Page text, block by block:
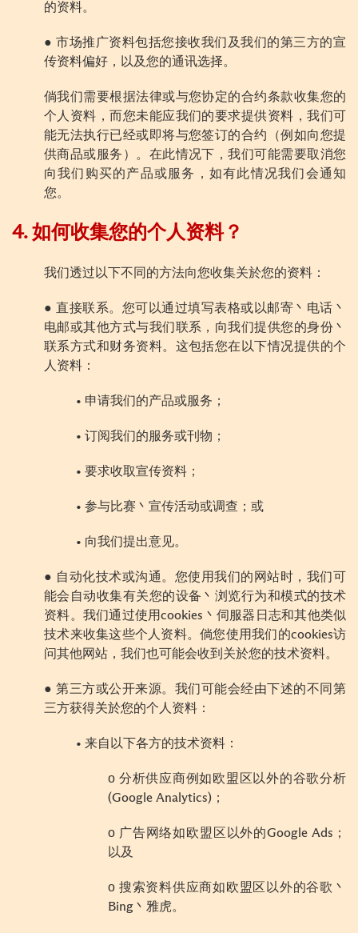
的资料。
● 市场推广资料包括您接收我们及我们的第三方的宣
传资料偏好，以及您的通讯选择。
倘我们需要根据法律或与您协定的合约条款收集您的
个人资料，而您未能应我们的要求提供资料，我们可
能无法执行已经或即将与您签订的合约（例如向您提
供商品或服务）。在此情况下，我们可能需要取消您
向我们购买的产品或服务，如有此情况我们会通知
您。
4. 如何收集您的个人资料？
我们透过以下不同的方法向您收集关於您的资料：
● 直接联系。您可以通过填写表格或以邮寄丶电话丶
电邮或其他方式与我们联系，向我们提供您的身份丶
联系方式和财务资料。这包括您在以下情况提供的个
人资料：
• 申请我们的产品或服务；
• 订阅我们的服务或刊物；
• 要求收取宣传资料；
• 参与比赛丶宣传活动或调查；或
• 向我们提出意见。
● 自动化技术或沟通。您使用我们的网站时，我们可
能会自动收集有关您的设备丶浏览行为和模式的技术
资料。我们通过使用cookies丶伺服器日志和其他类似
技术来收集这些个人资料。倘您使用我们的cookies访
问其他网站，我们也可能会收到关於您的技术资料。
● 第三方或公开来源。我们可能会经由下述的不同第
三方获得关於您的个人资料：
• 来自以下各方的技术资料：
ο 分析供应商例如欧盟区以外的谷歌分析
(Google Analytics)；
ο 广告网络如欧盟区以外的Google Ads；
以及
ο 搜索资料供应商如欧盟区以外的谷歌丶
Bing丶雅虎。